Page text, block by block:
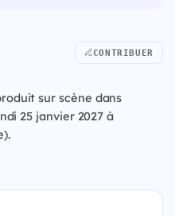
CONTRIBUER
sur scène dans
25 janvier 2027 à